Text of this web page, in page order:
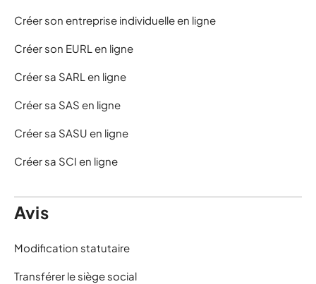
Créer son entreprise individuelle en ligne
Créer son EURL en ligne
Créer sa SARL en ligne
Créer sa SAS en ligne
Créer sa SASU en ligne
Créer sa SCI en ligne
Avis
Modification statutaire
Transférer le siège social